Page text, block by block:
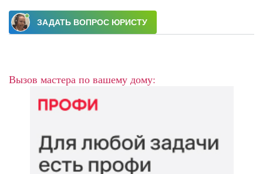
Главное меню
Вызов мастера по вашему дому: